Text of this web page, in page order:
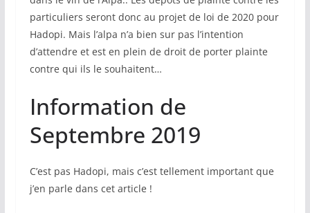
particuliers seront donc au projet de loi de 2020 pour
Hadopi. Mais l’alpa n’a bien sur pas l’intention
d’attendre et est en plein de droit de porter plainte
contre qui ils le souhaitent…
Information de
Septembre 2019
C’est pas Hadopi, mais c’est tellement important que
j’en parle dans cet article !